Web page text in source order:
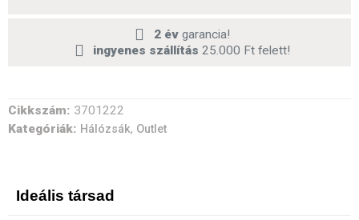
2 évgarancia!
ingyenes szállítás 25.000 Ft felett!
Cikkszám: 3701222
Kategóriák: Hálózsák, Outlet
Ideális társad